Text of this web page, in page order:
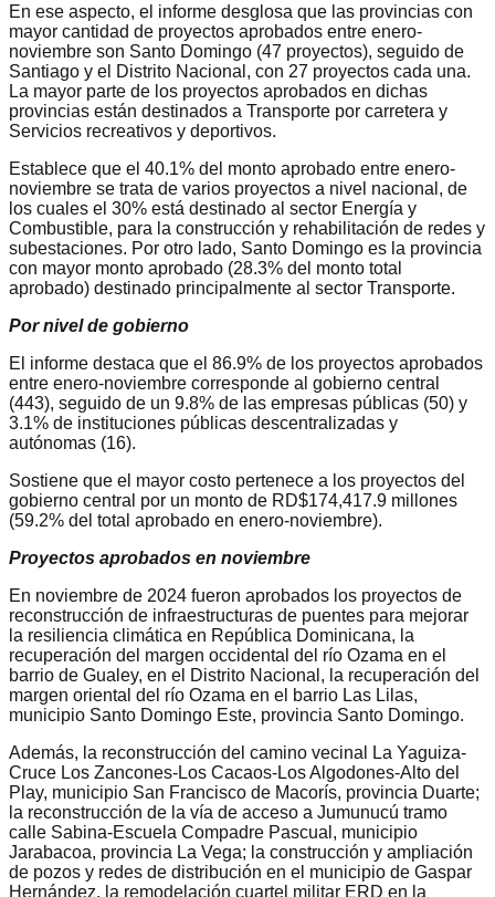
En ese aspecto, el informe desglosa que las provincias con
mayor cantidad de proyectos aprobados entre enero-
noviembre son Santo Domingo (47 proyectos), seguido de
Santiago y el Distrito Nacional, con 27 proyectos cada una.
La mayor parte de los proyectos aprobados en dichas
provincias están destinados a Transporte por carretera y
Servicios recreativos y deportivos.
Establece que el 40.1% del monto aprobado entre enero-
noviembre se trata de varios proyectos a nivel nacional, de
los cuales el 30% está destinado al sector Energía y
Combustible, para la construcción y rehabilitación de redes y
subestaciones. Por otro lado, Santo Domingo es la provincia
con mayor monto aprobado (28.3% del monto total
aprobado) destinado principalmente al sector Transporte.
Por nivel de gobierno
El informe destaca que el 86.9% de los proyectos aprobados
entre enero-noviembre corresponde al gobierno central
(443), seguido de un 9.8% de las empresas públicas (50) y
3.1% de instituciones públicas descentralizadas y
autónomas (16).
Sostiene que el mayor costo pertenece a los proyectos del
gobierno central por un monto de RD$174,417.9 millones
(59.2% del total aprobado en enero-noviembre).
Proyectos aprobados en noviembre
En noviembre de 2024 fueron aprobados los proyectos de
reconstrucción de infraestructuras de puentes para mejorar
la resiliencia climática en República Dominicana, la
recuperación del margen occidental del río Ozama en el
barrio de Gualey, en el Distrito Nacional, la recuperación del
margen oriental del río Ozama en el barrio Las Lilas,
municipio Santo Domingo Este, provincia Santo Domingo.
Además, la reconstrucción del camino vecinal La Yaguiza-
Cruce Los Zancones-Los Cacaos-Los Algodones-Alto del
Play, municipio San Francisco de Macorís, provincia Duarte;
la reconstrucción de la vía de acceso a Jumunucú tramo
calle Sabina-Escuela Compadre Pascual, municipio
Jarabacoa, provincia La Vega; la construcción y ampliación
de pozos y redes de distribución en el municipio de Gaspar
Hernández, la remodelación cuartel militar ERD en la